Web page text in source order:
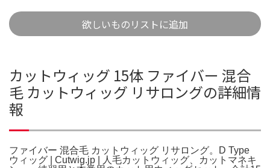
欲しいものリストに追加
カットウィッグ 15体 ファイバー 混合
毛 カットウィッグ リサロングの詳細情
報
ファイバー 混合毛 カットウィッグ リサロング。D Type
ウィッグ | Cutwig.jp | 人毛カットウィッグ、カットマネキ